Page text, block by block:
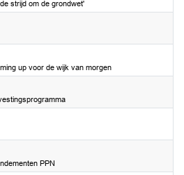
strijd om de grondwet'
up voor de wijk van morgen
PPN